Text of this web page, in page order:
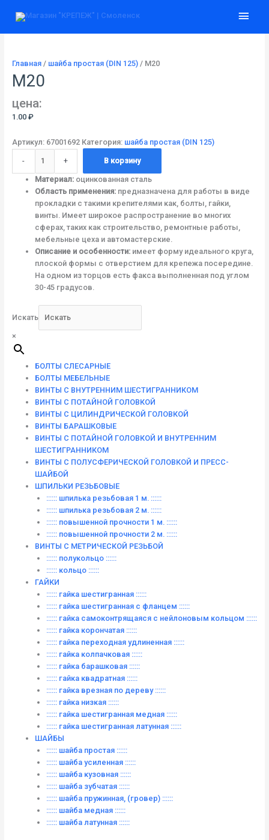
Главная/ шайба простая (DIN 125)/ М20
М20
цена:
1.00 ₽
Артикул: 67001692 Категория: шайба простая (DIN 125)
-
товара
+ В корзину
Материал:оцинкованная сталь
Область применения:предназначена для работы в виде
прокладки с такими крепителями как, болты, гайки,
винты. Имеет широкое распространение во многих
сферах, таких как строительство, ремонтные работы,
мебельные цеха и автомастерские.
Описание и особенности:имеет форму идеального круга,
плоской формы с отверстием для крепежа посередине.
На одном из торцов есть факса выполненная под углом
30-45 градусов.
Искать
×
БОЛТЫ СЛЕСАРНЫЕ
БОЛТЫ МЕБЕЛЬНЫЕ
ВИНТЫ С ВНУТРЕННИМ ШЕСТИГРАННИКОМ
ВИНТЫ С ПОТАЙНОЙ ГОЛОВКОЙ
ВИНТЫ С ЦИЛИНДРИЧЕСКОЙ ГОЛОВКОЙ
ВИНТЫ БАРАШКОВЫЕ
ВИНТЫ С ПОТАЙНОЙ ГОЛОВКОЙ И ВНУТРЕННИМ
ШЕСТИГРАННИКОМ
ВИНТЫ С ПОЛУСФЕРИЧЕСКОЙ ГОЛОВКОЙ И ПРЕСС-
ШАЙБОЙ
ШПИЛЬКИ РЕЗЬБОВЫЕ
:::::: шпилька резьбовая 1 м. ::::::
:::::: шпилька резьбовая 2 м. ::::::
:::::: повышенной прочности 1 м. ::::::
:::::: повышенной прочности 2 м. ::::::
ВИНТЫ C МЕТРИЧЕСКОЙ РЕЗЬБОЙ
:::::: полукольцо ::::::
:::::: кольцо ::::::
ГАЙКИ
:::::: гайка шестигранная ::::::
:::::: гайка шестигранная с фланцем ::::::
:::::: гайка самоконтрящаяся с нейлоновым кольцом ::::::
:::::: гайка корончатая ::::::
:::::: гайка переходная удлиненная ::::::
:::::: гайка колпачковая ::::::
:::::: гайка барашковая ::::::
:::::: гайка квадратная ::::::
:::::: гайка врезная по дереву ::::::
:::::: гайка низкая ::::::
:::::: гайка шестигранная медная ::::::
:::::: гайка шестигранная латунная ::::::
ШАЙБЫ
:::::: шайба простая ::::::
:::::: шайба усиленная ::::::
:::::: шайба кузовная ::::::
:::::: шайба зубчатая ::::::
:::::: шайба пружинная, (гровер) ::::::
:::::: шайба медная ::::::
:::::: шайба латунная ::::::